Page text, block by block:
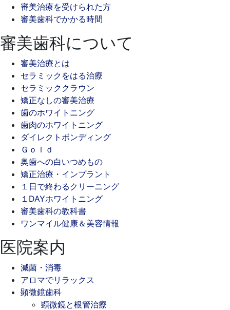
審美治療を受けられた方
審美歯科でかかる時間
審美歯科について
審美治療とは
セラミックをはる治療
セラミッククラウン
矯正なしの審美治療
歯のホワイトニング
歯肉のホワイトニング
ダイレクトボンディング
Ｇｏｌｄ
奥歯への白いつめもの
矯正治療・インプラント
１日で終わるクリーニング
１DAYホワイトニング
審美歯科の教科書
ワンマイル健康＆美容情報
医院案内
減菌・消毒
アロマでリラックス
顕微鏡歯科
顕微鏡と根管治療